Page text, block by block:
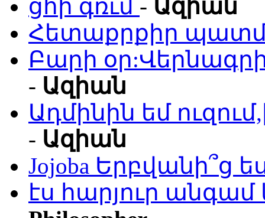
ցհի գռւմ - Ազիան
Հետաքրքիր
Բարի
- Ազիան
Ադմինին եմ
- Ազիան
Jojoba Երբվանի՞ց
էս հարյուր